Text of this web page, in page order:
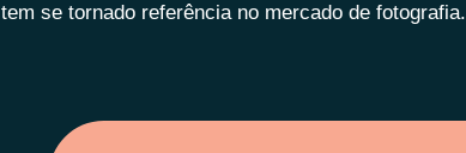
tem se tornado referência no mercado de fotografia.